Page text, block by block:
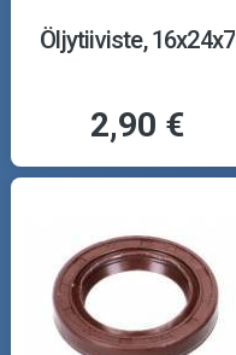
Öljytiiviste, 16x24x7
2,90 €